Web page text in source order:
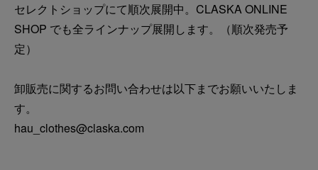
セレクトショップにて順次展開中。CLASKA ONLINE
SHOP でも全ラインナップ展開します。（順次発売予
定）
卸販売に関するお問い合わせは以下までお願いいたしま
す。
hau_clothes@claska.com